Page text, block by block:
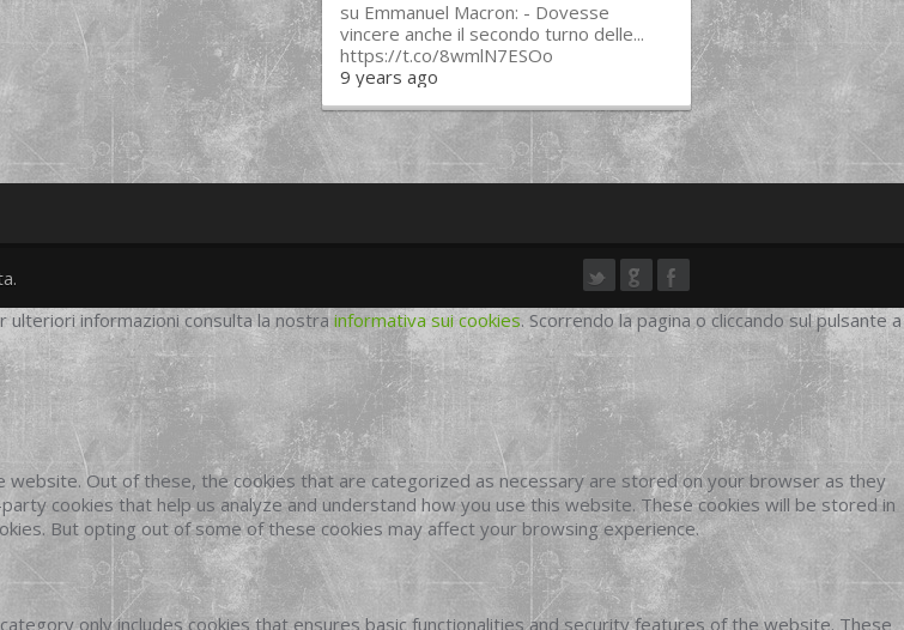
su Emmanuel Macron: - Dovesse
vincere anche il secondo turno delle...
https://t.co/8wmlN7ESOo
9 years ago
informazioni consulta la nostra informativa sui cookies. Scorrendo la pagina o cliccando sul pulsante a
Out of these, the cookies that are categorized as necessary are stored on your browser as they
cookies that help us analyze and understand how you use this website. These cookies will be stored in
But opting out of some of these cookies may affect your browsing experience.
only includes cookies that ensures basic functionalities and security features of the website. These